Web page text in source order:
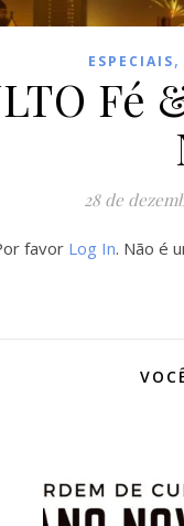
ESPECIAIS,
Fé
28 de
favor Log In. Não é